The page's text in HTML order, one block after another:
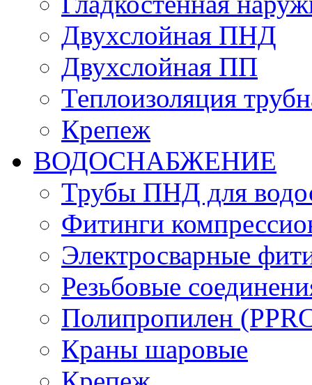
Двухслойная ПНД
Двухслойная ПП
Теплоизоляция
Крепеж
ВОДОСНАБЖЕНИЕ
Трубы ПНД для
Фитинги
Электросварные
Резьбовые
Полипропилен
Краны шаровые